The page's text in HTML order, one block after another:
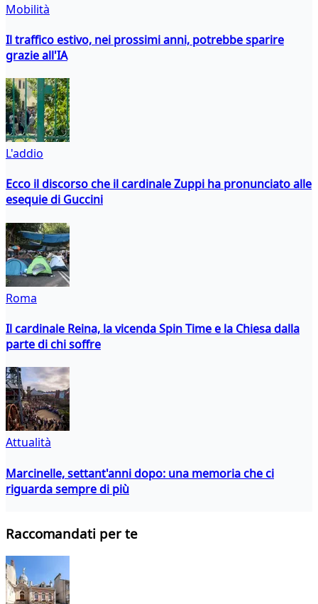
Mobilità
Il traffico estivo, nei prossimi anni, potrebbe sparire
grazie all'IA
L'addio
Ecco il discorso che il cardinale Zuppi ha pronunciato alle
esequie di Guccini
Roma
Il cardinale Reina, la vicenda Spin Time e la Chiesa dalla
parte di chi soffre
Attualità
Marcinelle, settant'anni dopo: una memoria che ci
riguarda sempre di più
Raccomandati per te